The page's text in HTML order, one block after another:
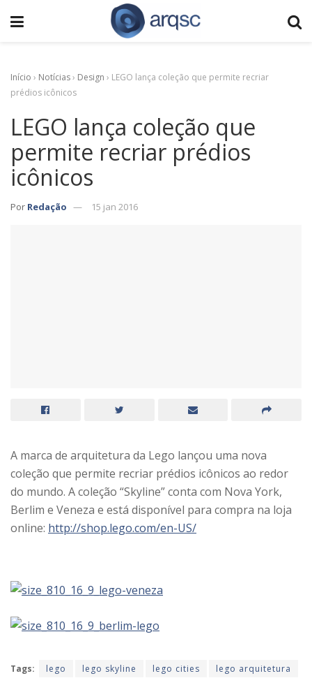
Início › Notícias› Design › LEGO lança coleção que permite recriar
prédios icônicos
LEGO lança coleção que
permite recriar prédios
icônicos
Por Redação 15 jan 2016
A marca de arquitetura da Lego lançou uma nova
coleção que permite recriar prédios icônicos ao redor
do mundo. A coleção “Skyline” conta com Nova York,
Berlim e Veneza e está disponível para compra na loja
online: http://shop.lego.com/en-US/
Tags: lego lego skyline lego cities lego arquitetura